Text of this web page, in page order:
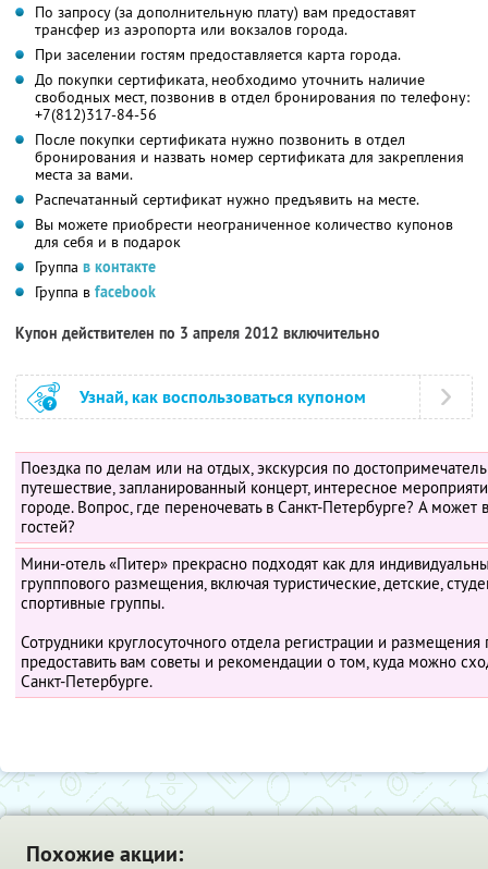
По запросу (за дополнительную плату) вам предоставят
трансфер из аэропорта или вокзалов города.
При заселении гостям предоставляется карта города.
До покупки сертификата, необходимо уточнить наличие
свободных мест, позвонив в отдел бронирования по телефону:
+7(812)317-84-56
После покупки сертификата нужно позвонить в отдел
бронирования и назвать номер сертификата для закрепления
места за вами.
Распечатанный сертификат нужно предъявить на месте.
Вы можете приобрести неограниченное количество купонов
для себя и в подарок
Группа в контакте
Группа в facebook
Купон действителен по 3 апреля 2012 включительно
Узнай, как воспользоваться купоном
Поездка по делам или на отдых, экскурсия по
путешествие, запланированный концерт, интересное
городе. Вопрос, где переночевать в Санкт-Петербурге? А может
гостей?
Мини-отель «Питер» прекрасно подходят как для
групппового размещения, включая туристические, детские,
спортивные группы.
Сотрудники круглосуточного отдела регистрации и размещения
предоставить вам советы и рекомендации о том, куда можно
Санкт-Петербурге.
Похожие акции: